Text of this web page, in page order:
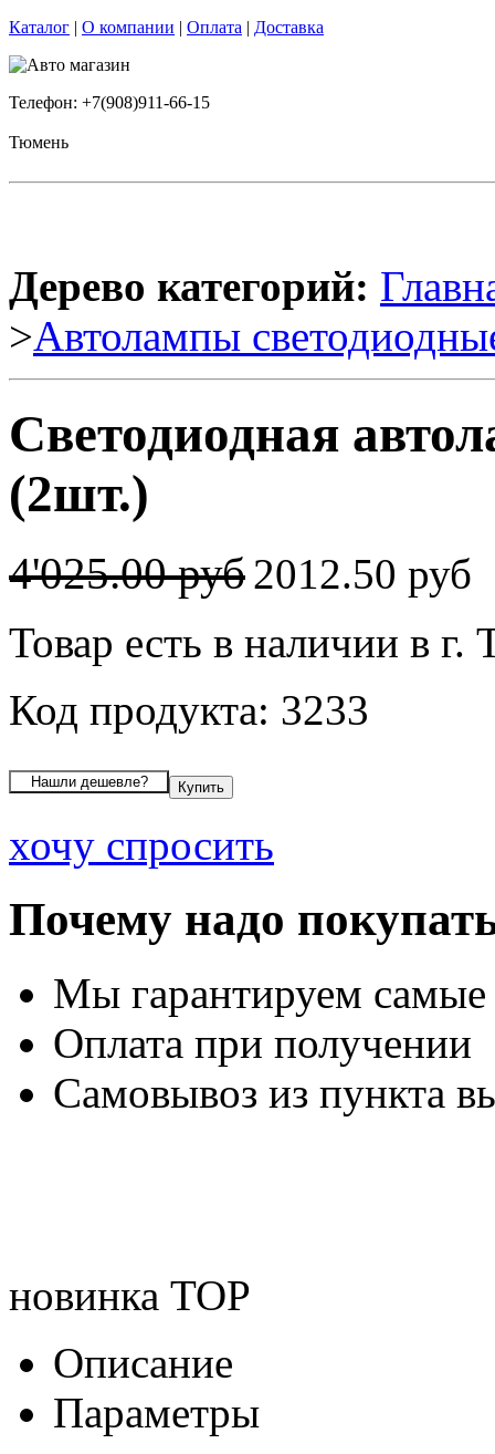
Каталог | О компании | Оплата | Доставка
Телефон: +7(908)911-66-15
Тюмень
Дерево категорий:
>Автолампы
Светодиодная
(2шт.)
4'025.00 руб2012.50 руб
Товар есть в наличии в г.
Код продукта: 3233
хочу спросить
Почему надо
Мы гарантируем
Оплата при получении
Самовывоз из пункта
новинка TOP
Описание
Параметры